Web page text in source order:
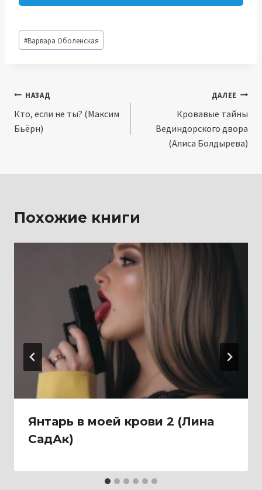
Метки
записи:
#Варвара Оболенская
Навигация
по
НАЗАД
Кто, если не ты? (Максим
Бьёрн)
ДАЛЕЕ
Кровавые тайны
Вединдорского двора
(Алиса Болдырева)
Похожие книги
Янтарь в моей крови 2 (Лина
СадАк)